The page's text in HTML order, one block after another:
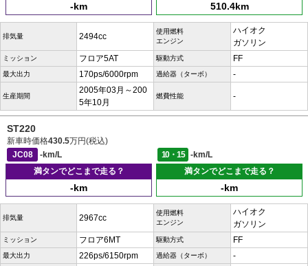
-km 510.4km
排気量 2494cc
使用燃料
エンジン
ハイオク
ガソリン
ミッション フロア5AT 駆動方式 FF
最大出力 170ps/6000rpm 過給器（ターボ） -
生産期間
2005年03月～200
5年10月
燃費性能 -
ST220
新車時価格430.5万円(税込)
JC08
-km/L 10・15
-km/L
満タンでどこまで走る？
-km
満タンでどこまで走る？
-km
排気量 2967cc
使用燃料
エンジン
ハイオク
ガソリン
ミッション フロア6MT 駆動方式 FF
最大出力 226ps/6150rpm 過給器（ターボ） -